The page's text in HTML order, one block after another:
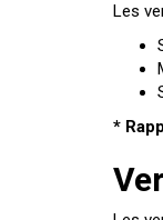
Les
*